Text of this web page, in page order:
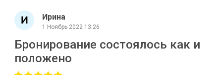
Ирина
1 Ноябрь 2022 13:26
Бронирование состоялось как и
положено